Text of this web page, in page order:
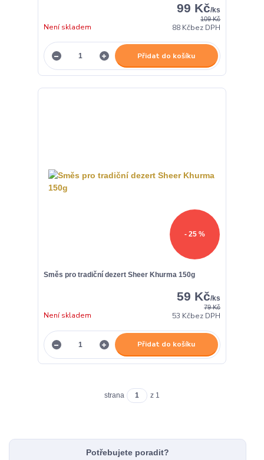
109 Kč
99 Kč/ks
88 Kčbez DPH
Není skladem
Přidat do košíku
- 25 %
Směs pro tradiční dezert Sheer Khurma 150g
79 Kč
59 Kč/ks
53 Kčbez DPH
Není skladem
Přidat do košíku
strana z 1
Potřebujete poradit?